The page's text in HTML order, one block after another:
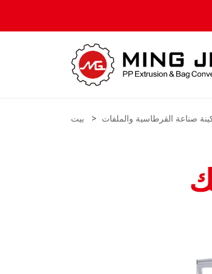
بيت صناعة القرطاسية والملفات